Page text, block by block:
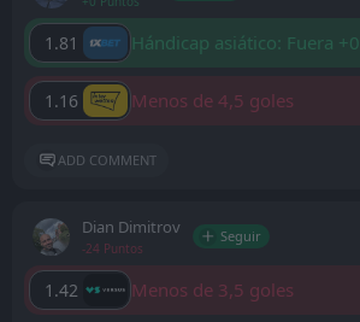
1.81 Hándicap asiático: Fuera +0
1.16 Menos de 4,5 goles
ADD COMMENT
Dian Dimitrov
-24 Puntos
Seguir
1.42 Menos de 3,5 goles